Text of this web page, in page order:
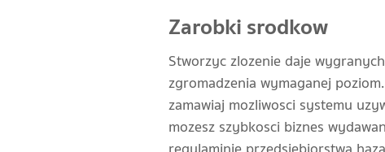
Zarobki srodkow
Stworzyc zlozenie daje
zgromadzenia wymaganej
zamawiaj mozliwosci systemu
mozesz szybkosci biznes